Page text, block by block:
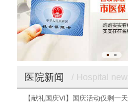
医院新闻 / Hospital
【献礼国庆Ⅵ】国庆活动仅剩一